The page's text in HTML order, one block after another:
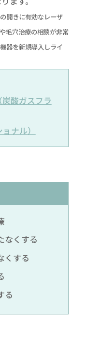
開きに有効なレーザ
毛穴治療の相談が非常
器を新規導入しライ
酸ガスフラ
ナル）
なくする
くする
る